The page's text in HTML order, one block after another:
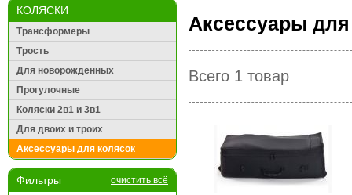
КОЛЯСКИ
Трансформеры
Трость
Для новорожденных
Прогулочные
Коляски 2в1 и 3в1
Для двоих и троих
Аксессуары для колясок
Фильтры очистить всё
Аксессуары для
Всего 1 товар